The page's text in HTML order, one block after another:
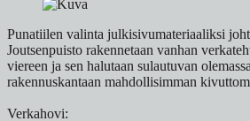
Punatiilen valinta julkisivumateriaaliksi
Joutsenpuisto rakennetaan vanhan
viereen ja sen halutaan sulautuvan
rakennuskantaan mahdollisimman
Verkahovi: